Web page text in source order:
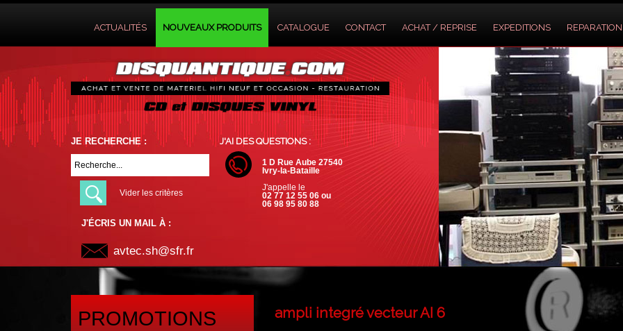
ACTUALITÉS NOUVEAUX PRODUITS CATALOGUE CONTACT ACHAT / REPRISE EXPEDITIONS
JE RECHERCHE :
Vider les critères
J'AI DES QUESTIONS :
1 D Rue Aube 27540
Ivry-la-Bataille
J'appelle le
02 77 12 55 06 ou
06 98 95 80 88
J'ÉCRIS UN MAIL À :
avtec.sh@sfr.fr
PROMOTIONS ampli integré vecteur AI 6